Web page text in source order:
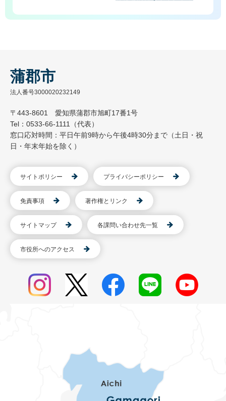
蒲郡市
法人番号3000020232149
〒443-8601 愛知県蒲郡市旭町17番1号
Tel：0533-66-1111（代表）
窓口応対時間：平日午前9時から午後4時30分まで（土日・祝
日・年末年始を除く）
サイトポリシー プライバシーポリシー
免責事項 著作権とリンク
サイトマップ 各課問い合わせ先一覧
市役所へのアクセス